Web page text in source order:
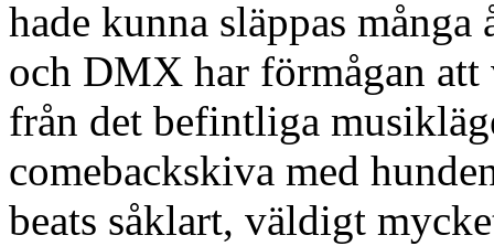
hade kunna släppas
och DMX har förmågan att
från det befintliga
comebackskiva med
beats såklart, väldigt